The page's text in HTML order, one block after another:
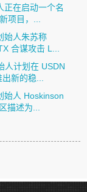
正在启动一个名
项目，...
始人朱苏称
合谋攻击 L...
人计划在 USDN
新的稳...
始人 Hoskinson
描述为...